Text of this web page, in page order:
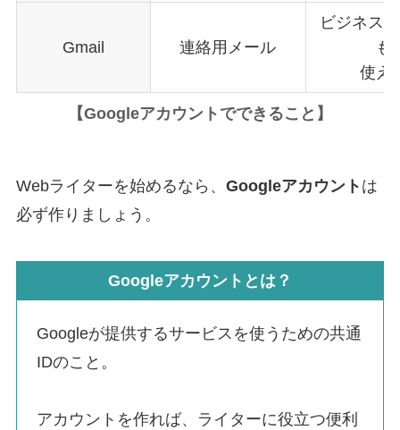
Gmail 連絡用メール
ビジネス
も
使え
【Googleアカウントでできること 】
Webライターを始めるなら、 Googleアカウント は
必ず作りましょう。
Googleアカウントとは？
Googleが提供するサービスを使うための共通
IDのこと。
アカウントを作れば、ライターに役立つ便利